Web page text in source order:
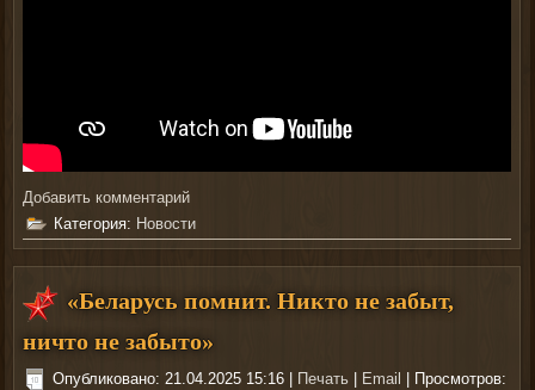
Добавить комментарий
Категория: Новости
«Беларусь помнит. Никто не забыт,
ничто не забыто»
Опубликовано: 21.04.2025 15:16 | Печать | Email | Просмотров: